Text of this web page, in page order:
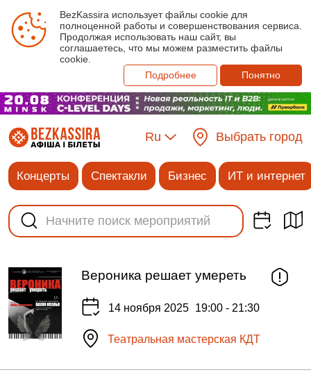
BezKassira использует файлы cookie для
полноценной работы и совершенствования сервиса.
Продолжая использовать наш сайт, вы
соглашаетесь, что мы можем разместить файлы
cookie.
Подробнее
Понятно
Ru Выбрать город
Концерты Спектакли Бизнес ИТ и интернет
Вероника решает умереть
14 ноября 2025 19:00 - 21:30
Театральная мастерская КДТ